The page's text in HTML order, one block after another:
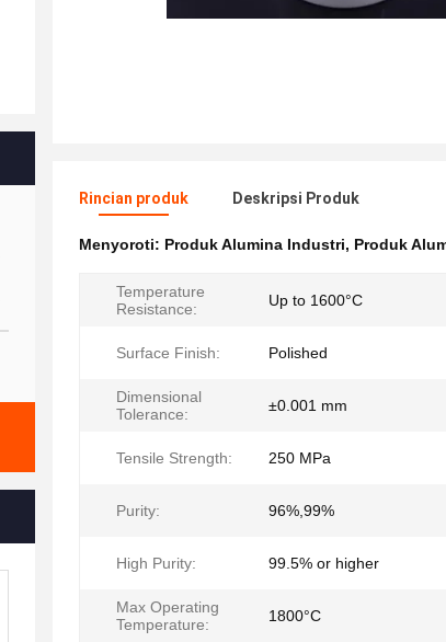
Rincian produk Deskripsi Produk
Menyoroti: Produk Alumina Industri, Produk
Temperature
Resistance:
Up to 1600°C
Surface Finish: Polished
Dimensional
Tolerance:
±0.001 mm
Tensile Strength: 250 MPa
Purity: 96%,99%
High Purity: 99.5% or higher
Max Operating
Temperature:
1800°C